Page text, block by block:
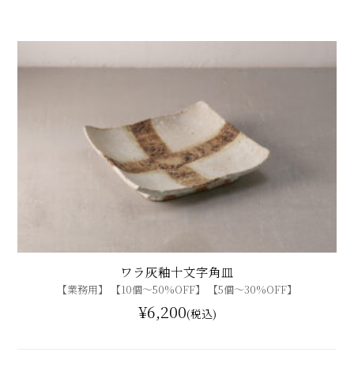
ワラ灰釉十文字角皿
【業務用】 【10個〜50%OFF】 【5個〜30%OFF】
¥6,200(税込)